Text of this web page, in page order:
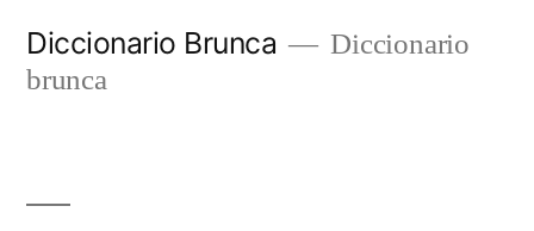
Diccionario Brunca
Diccionario
brunca